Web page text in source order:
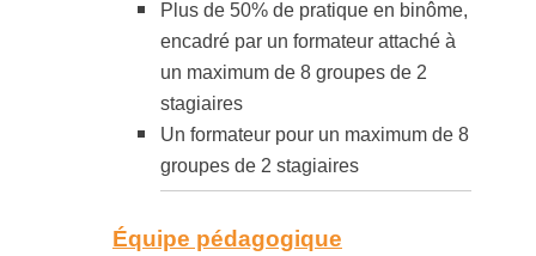
Plus de 50% de pratique en binôme,
encadré par un formateur attaché à
un maximum de 8 groupes de 2
stagiaires
Un formateur pour un maximum de 8
groupes de 2 stagiaires
Équipe pédagogique